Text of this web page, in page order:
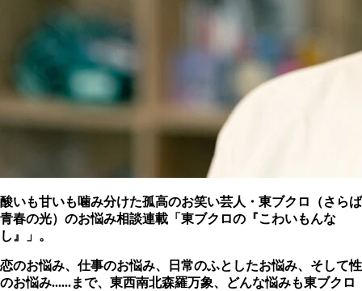
酸いも甘いも噛み分けた孤高のお笑い芸人・東ブクロ（さらば
青春の光）のお悩み相談連載「東ブクロの『こわいもんな
し』」。
恋のお悩み、仕事のお悩み、日常のふとしたお悩み、そして性
のお悩み......まで、東西南北森羅万象、どんな悩みも東ブクロ